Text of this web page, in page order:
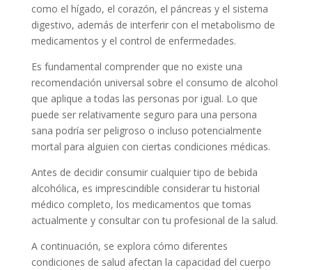
como el hígado, el corazón, el páncreas y el sistema
digestivo, además de interferir con el metabolismo de
medicamentos y el control de enfermedades.
Es fundamental comprender que no existe una
recomendación universal sobre el consumo de alcohol
que aplique a todas las personas por igual. Lo que
puede ser relativamente seguro para una persona
sana podría ser peligroso o incluso potencialmente
mortal para alguien con ciertas condiciones médicas.
Antes de decidir consumir cualquier tipo de bebida
alcohólica, es imprescindible considerar tu historial
médico completo, los medicamentos que tomas
actualmente y consultar con tu profesional de la salud.
A continuación, se explora cómo diferentes
condiciones de salud afectan la capacidad del cuerpo